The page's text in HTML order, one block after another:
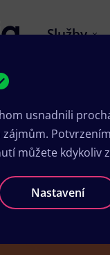
Služby
a
usnadnili
můžete kdykoliv
Nastavení